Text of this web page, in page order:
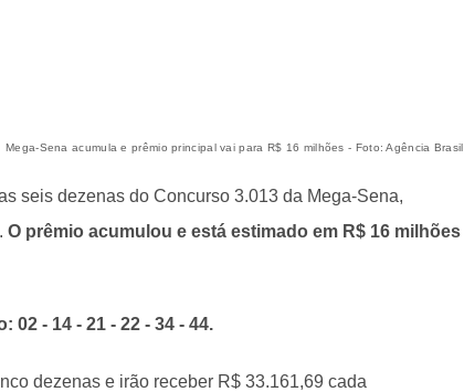
Mega-Sena acumula e prêmio principal vai para R$ 16 milhões - Foto: Agência Brasil
seis dezenas do Concurso 3.013 da Mega-Sena,
O prêmio acumulou e está estimado em R$ 16 milhões
- 14 - 21 - 22 - 34 - 44.
dezenas e irão receber R$ 33.161,69 cada